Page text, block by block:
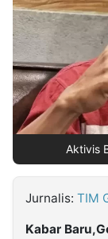
NTB
Time
IDN
Jogja
Rakyat
News
Notice
Baru
Follow
Kabarbaru
Aktivis
Jurnalis: TIM
Kabar